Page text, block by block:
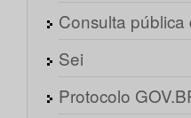
Consulta pública
Sei
Protocolo